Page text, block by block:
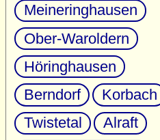
Meineringhausen
Ober-Waroldern
Höringhausen
Berndorf
Korbach
Twistetal
Alraft